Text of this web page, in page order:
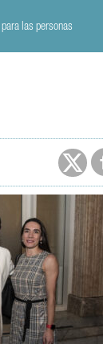
las personas